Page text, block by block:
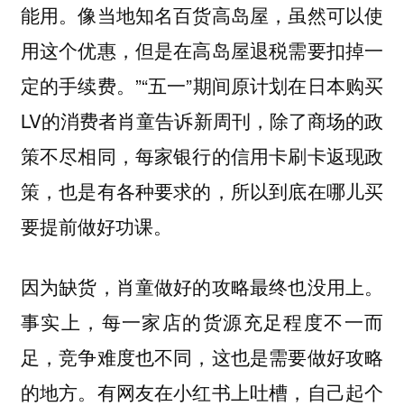
能用。像当地知名百货高岛屋，虽然可以使
用这个优惠，但是在高岛屋退税需要扣掉一
定的手续费。”“五一”期间原计划在日本购买
LV的消费者肖童告诉新周刊，除了商场的政
策不尽相同，每家银行的信用卡刷卡返现政
策，也是有各种要求的，所以到底在哪儿买
要提前做好功课。
因为缺货，肖童做好的攻略最终也没用上。
事实上，每一家店的货源充足程度不一而
足，竞争难度也不同，这也是需要做好攻略
的地方。有网友在小红书上吐槽，自己起个